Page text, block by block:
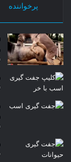
پرخواننده